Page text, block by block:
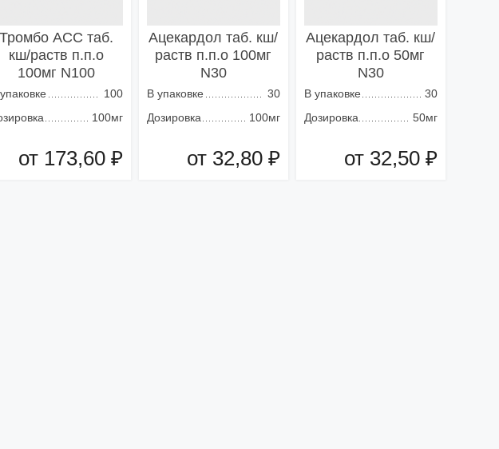
Тромбо АСС таб.
кш/раств п.п.о
100мг N100
100
100мг
от 173,60 ₽
Ацекардол таб. кш/
раств п.п.о 100мг
N30
В упаковке
30
Дозировка
100мг
от 32,80 ₽
Ацекардол таб. кш/
раств п.п.о 50мг
N30
В упаковке
30
Дозировка
50мг
от 32,50 ₽